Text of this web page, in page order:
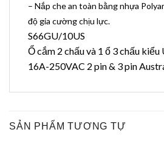
– Nắp che an toàn bằng nhựa
độ gia cường chịu lực.
S66GU/10US
Ổ cắm 2 chấu và 1 ổ 3 chấu
16A-250VAC 2 pin & 3 pin
SẢN PHẨM TƯƠNG TỰ